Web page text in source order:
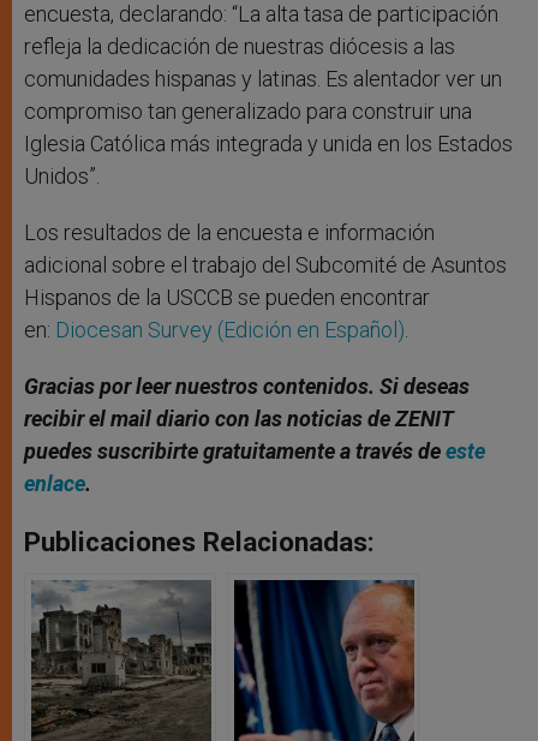
encuesta, declarando: “La alta tasa de participación
refleja la dedicación de nuestras diócesis a las
comunidades hispanas y latinas. Es alentador ver un
compromiso tan generalizado para construir una
Iglesia Católica más integrada y unida en los Estados
Unidos”.
Los resultados de la encuesta e información
adicional sobre el trabajo del Subcomité de Asuntos
Hispanos de la USCCB se pueden encontrar
en: Diocesan Survey (Edición en Español)
Gracias por leer nuestros contenidos. Si deseas
recibir el mail diario con las noticias de ZENIT
puedes suscribirte gratuitamente a través deeste
enlace.
Publicaciones Relacionadas: